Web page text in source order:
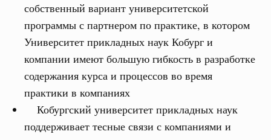
собственный вариант университетской
программы с партнером по практике, в котором
Университет прикладных наук Кобург и
компании имеют большую гибкость в разработке
содержания курса и процессов во время
практики в компаниях
Кобургский университет прикладных наук
поддерживает тесные связи с компаниями и